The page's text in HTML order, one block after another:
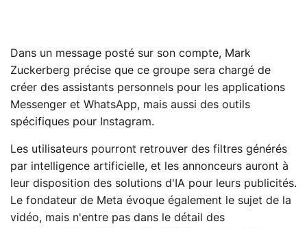
Dans un message posté sur son compte, Mark
Zuckerberg précise que ce groupe sera chargé de
créer des assistants personnels pour les applications
Messenger et WhatsApp, mais aussi des outils
spécifiques pour Instagram.
Les utilisateurs pourront retrouver des filtres générés
par intelligence artificielle, et les annonceurs auront à
leur disposition des solutions d'IA pour leurs publicités.
Le fondateur de Meta évoque également le sujet de la
vidéo, mais n'entre pas dans le détail des